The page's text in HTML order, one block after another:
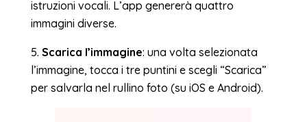
istruzioni vocali. L’app genererà quattro
immagini diverse.
5. Scarica l’immagine: una volta selezionata
l’immagine, tocca i tre puntini e scegli “Scarica”
per salvarla nel rullino foto (su iOS e Android).